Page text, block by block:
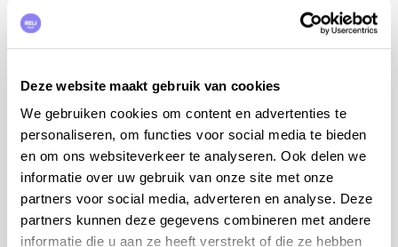
Deze website maakt gebruik van cookies
We gebruiken cookies om content en advertenties te
personaliseren, om functies voor social media te bieden
en om ons websiteverkeer te analyseren. Ook delen we
informatie over uw gebruik van onze site met onze
partners voor social media, adverteren en analyse. Deze
partners kunnen deze gegevens combineren met andere
informatie die u aan ze heeft verstrekt of die ze hebben
de eigenaar heeft 1 kat
tips van de eigenaar:
Avignon: het Theaterfestival in juli, het Palais des
Papes, de Pont d'Avignon en het Fort Saint-André
fietsen en wandelen op de Mont Ventoux en in de
Gorges de la Nesque
Vaison-la-Romaine, bekend om zijn bijzonder rijke
Romeinse overblijfselen, waaronder de Romeinse